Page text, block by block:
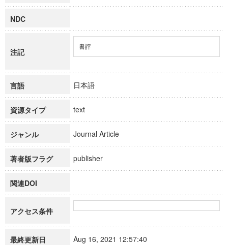
NDC
注記
書評
言語 日本語
資源タイプ text
ジャンル Journal Article
著者版フラグ publisher
関連DOI
アクセス条件
最終更新日 Aug 16, 2021 12:57:40